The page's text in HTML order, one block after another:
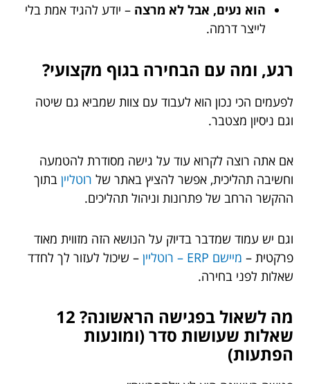
הוא נעים, אבל לא מרצה – יודע להגיד אמת בלי
לייצר דרמה.
רגע, ומה עם הבחירה בגוף מקצועי?
לפעמים הכי נכון הוא לעבוד עם צוות שמביא גם שיטה
וגם ניסיון מצטבר.
אם אתה רוצה לקרוא עוד על גישה מסודרת להטמעה
וחשיבה תהליכית, אפשר להציץ באתר של רוטליין בתוך
ההקשר הרחב של פתרונות וניהול תהליכים.
וגם יש עמוד שמדבר בדיוק על הנושא הזה מזווית מאוד
פרקטית – מיישם ERP – רוטליין
– שיכול לעזור לך לחדד
שאלות לפני בחירה.
מה לשאול בפגישה הראשונה? 12
שאלות שעושות סדר (ומונעות
הפתעות)